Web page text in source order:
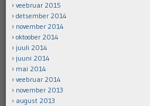
veebruar 2015
detsember 2014
november 2014
oktoober 2014
juuli 2014
juuni 2014
mai 2014
veebruar 2014
november 2013
august 2013